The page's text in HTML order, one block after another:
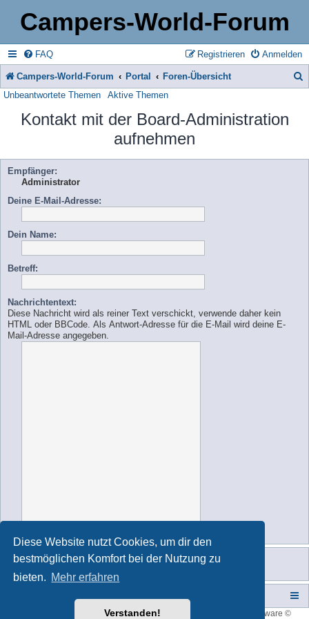
Diese Website nutzt Cookies, um dir den
bestmöglichen Komfort bei der Nutzung zu
bieten. Mehr erfahren
Verstanden!
Campers-World-Forum
FAQ Anmelden
Registrieren
Campers-World-Forum Portal Foren-Übersicht
Unbeantwortete Themen Aktive Themen
Kontakt mit der Board-Administration
aufnehmen
Empfänger:
Administrator
Deine E-Mail-Adresse:
Dein Name:
Betreff:
Nachrichtentext:
Diese Nachricht wird als reiner Text verschickt, verwende daher kein
HTML oder BBCode. Als Antwort-Adresse für die E-Mail wird deine E-
Mail-Adresse angegeben.
forum tricolor,Powered by
® Forum Software ©